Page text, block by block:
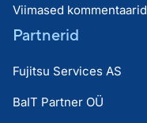
Viimased kommentaarid
Partnerid
Fujitsu Services AS
BaIT Partner OÜ